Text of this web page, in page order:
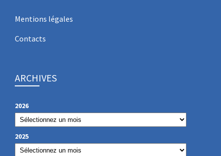
Mentions légales
Contacts
ARCHIVES
2026
2025